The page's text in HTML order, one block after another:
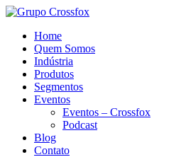
Home
Quem Somos
Indústria
Produtos
Segmentos
Eventos
Eventos – Crossfox
Podcast
Blog
Contato